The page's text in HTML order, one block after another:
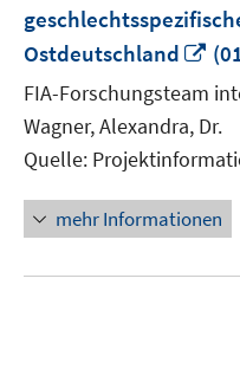
Ostdeutschland
In
FIA-Forschungsteam
Wagner, Alexandra, Dr.
Quelle:
mehr Informationen